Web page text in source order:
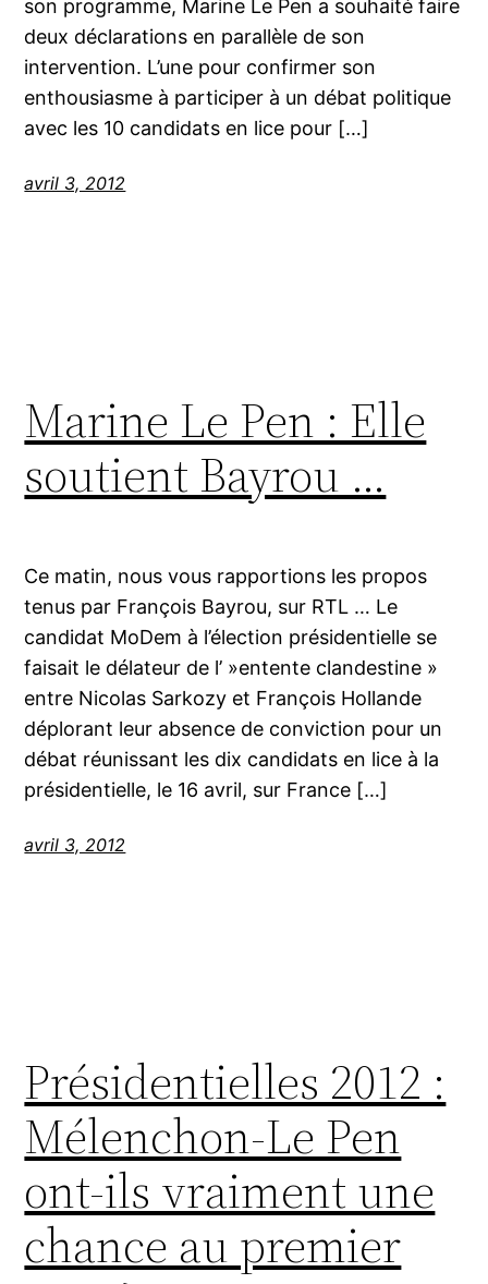
son programme, Marine Le Pen a souhaité faire
deux déclarations en parallèle de son
intervention. L’une pour confirmer son
enthousiasme à participer à un débat politique
avec les 10 candidats en lice pour […]
avril 3, 2012
Marine Le Pen : Elle
soutient Bayrou …
Ce matin, nous vous rapportions les propos
tenus par François Bayrou, sur RTL … Le
candidat MoDem à l’élection présidentielle se
faisait le délateur de l’ »entente clandestine »
entre Nicolas Sarkozy et François Hollande
déplorant leur absence de conviction pour un
débat réunissant les dix candidats en lice à la
présidentielle, le 16 avril, sur France […]
avril 3, 2012
Présidentielles 2012 :
Mélenchon-Le Pen
ont-ils vraiment une
chance au premier